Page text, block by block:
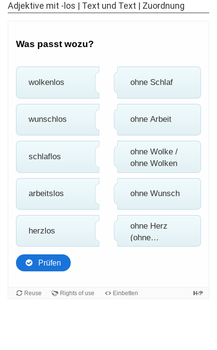
Adjektive mit -los | Text und Text | Zuordnung